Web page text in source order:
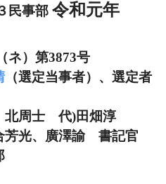
民事部 令和元年
）第3873号
（選定当事者）、選定者
北周士 代)田畑淳
芳光、廣澤諭 書記官